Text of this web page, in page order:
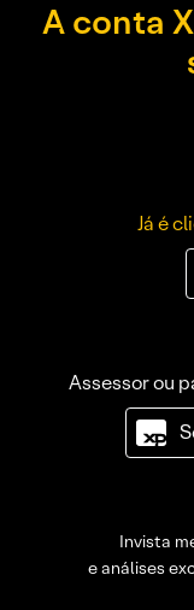
A conta
Já é
Assessor ou
Invista
e análises